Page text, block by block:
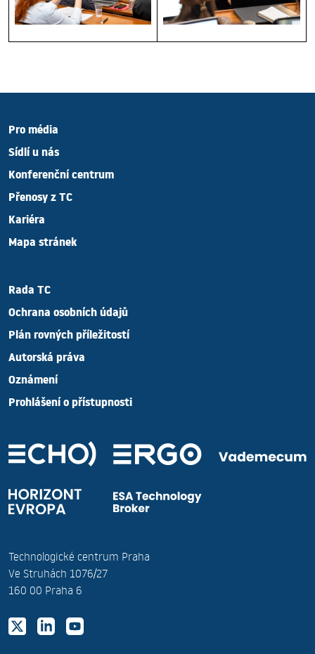
Pro média
Sídlí u nás
Konferenční centrum
Přenosy z TC
Kariéra
Mapa stránek
Rada TC
Ochrana osobních údajů
Plán rovných příležitostí
Autorská práva
Oznámení
Prohlášení o přístupnosti
Technologické centrum Praha
Ve Struhách 1076/27
160 00 Praha 6